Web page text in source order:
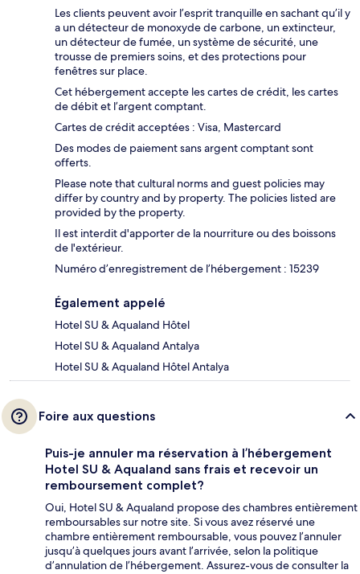
Les clients peuvent avoir l’esprit tranquille en sachant qu’il y
a un détecteur de monoxyde de carbone, un extincteur,
un détecteur de fumée, un système de sécurité, une
trousse de premiers soins, et des protections pour
fenêtres sur place.
Cet hébergement accepte les cartes de crédit, les cartes
de débit et l’argent comptant.
Cartes de crédit acceptées : Visa, Mastercard
Des modes de paiement sans argent comptant sont
offerts.
Please note that cultural norms and guest policies may
differ by country and by property. The policies listed are
provided by the property.
Il est interdit d'apporter de la nourriture ou des boissons
de l'extérieur.
Numéro d’enregistrement de l’hébergement : 15239
Également appelé
Hotel SU & Aqualand Hôtel
Hotel SU & Aqualand Antalya
Hotel SU & Aqualand Hôtel Antalya
Foire aux questions
Puis-je annuler ma réservation à l’hébergement
Hotel SU & Aqualand sans frais et recevoir un
remboursement complet?
Oui, Hotel SU & Aqualand propose des chambres entièrement
remboursables sur notre site. Si vous avez réservé une
chambre entièrement remboursable, vous pouvez l’annuler
jusqu’à quelques jours avant l’arrivée, selon la politique
d’annulation de l’hébergement. Assurez-vous de consulter la